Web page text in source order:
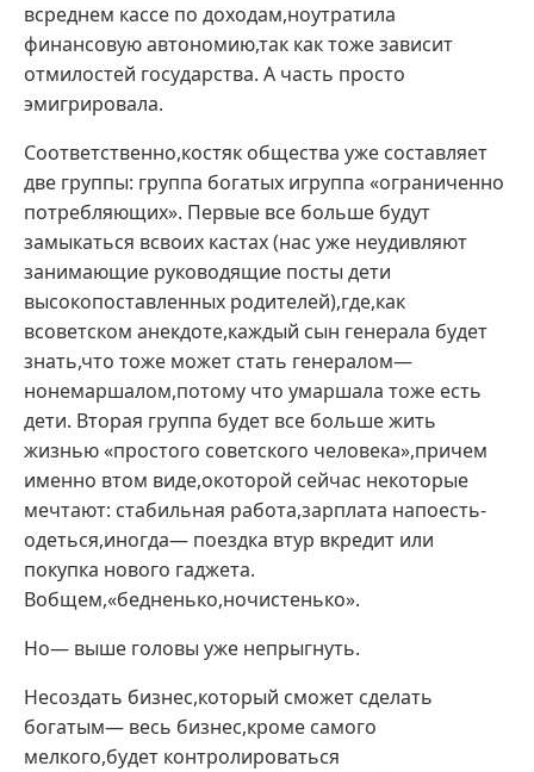
всреднем кассе по доходам,ноутратила
финансовую автономию,так как тоже зависит
отмилостей государства. А часть просто
эмигрировала.
Соответственно,костяк общества уже составляет
две группы: группа богатых игруппа «ограниченно
потребляющих». Первые все больше будут
замыкаться всвоих кастах (нас уже неудивляют
занимающие руководящие посты дети
высокопоставленных родителей),где,как
всоветском анекдоте,каждый сын генерала будет
знать,что тоже может стать генералом—
нонемаршалом,потому что умаршала тоже есть
дети. Вторая группа будет все больше жить
жизнью «простого советского человека»,причем
именно втом виде,окоторой сейчас некоторые
мечтают: стабильная работа,зарплата напоесть-
одеться,иногда— поездка втур вкредит или
покупка нового гаджета.
Вобщем,«бедненько,ночистенько».
Но— выше головы уже непрыгнуть.
Несоздать бизнес,который сможет сделать
богатым— весь бизнес,кроме самого
мелкого,будет контролироваться